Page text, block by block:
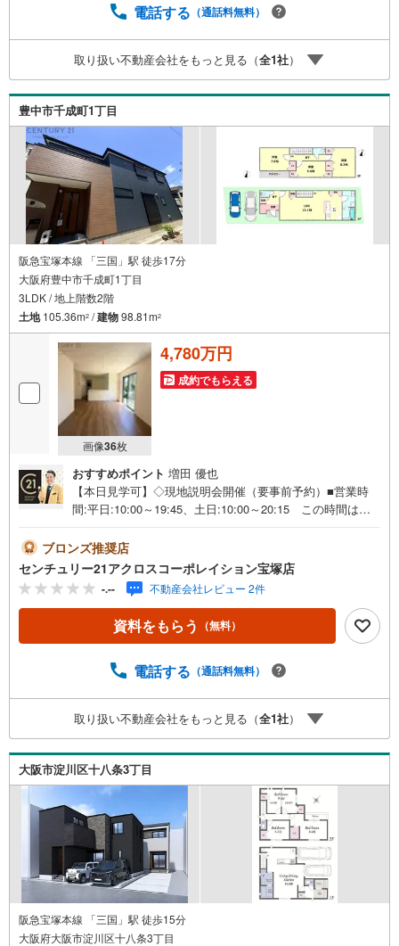
ト35S利用可◎設計住宅性能評価取得◎住宅保証システム3
♪第十二中学校 約900m♪mandai（万代） 豊中豊南店 約580
mお家探しは、トラストホームにお任せください！ご相談
はお気軽に♪
電話する （通話料無料）
取り扱い不動産会社をもっと見る（全1社）
豊中市千成町1丁目
阪急宝塚本線 「三国」駅 徒歩17分
大阪府豊中市千成町1丁目
3LDK / 地上階数2階
土地105.36m2 /建物98.81m2
画像36枚
4,780万円
成約でもらえる
おすすめポイント 増田 優也
【本日見学可】◇現地説明会開催（要事前予約）■営業時
間:平日:10:00～19:45、土日:10:00～20:15 この時間はお
戸線「神崎川」駅から徒歩約14分で、梅田への通勤・通学
が便利です。＝＝＝＝＝センチュリー21アクロスグループ
の3つの特徴＝＝＝＝＝＝■センチュリー21グループで28年
連続No.1（1997年～2024年兵庫地区仲介実績） 西宮・尼
崎・伊丹・宝塚にて8店舗展開中。阪神間での購入や売却は
当店にお任せ下さい■お客様駐車場、キッズスペースがござ
しも大歓迎です。 お子様連れでもご安心ください。■取り
台の新築戸建や、1000万円台の中古マンションを始め多数
物件を取り扱っています。Yahoo！不動産に掲載しきれな
い物件もご紹介できます。お気軽にお問合せください。弊
社ホームページへは「C21アクロス」で検索！
ブロンズ推奨店
センチュリー21アクロスコーポレイション宝塚店
-.-- 不動産会社レビュー 2件
資料をもらう （無料）
電話する （通話料無料）
取り扱い不動産会社をもっと見る（全1社）
大阪市淀川区十八条3丁目
阪急宝塚本線 「三国」駅 徒歩15分
大阪府大阪市淀川区十八条3丁目